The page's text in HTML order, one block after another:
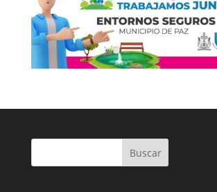
Buscar